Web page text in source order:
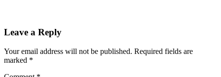
Leave a Reply
Your email address will not be published. Required fields are
marked *